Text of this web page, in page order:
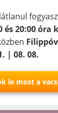
és 20:00 óra
| 08. 08.
le most a